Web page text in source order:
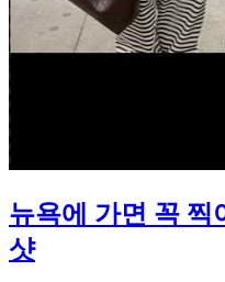
뉴욕에 가면 꼭 찍
샷